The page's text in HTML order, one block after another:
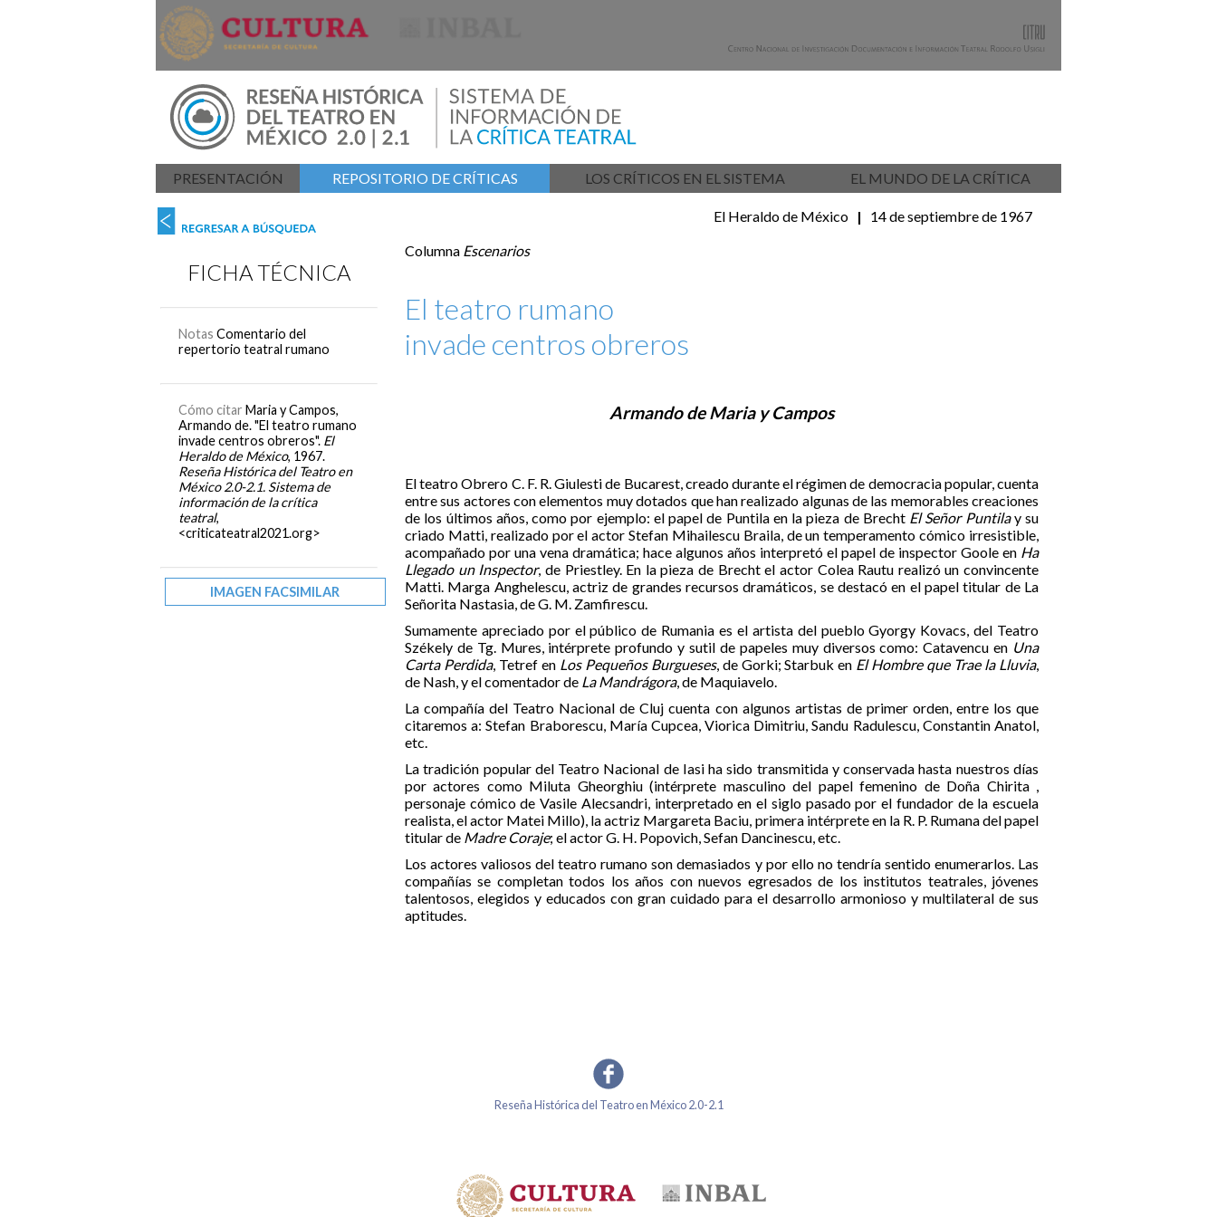
PRESENTACIÓN REPOSITORIO DE CRÍTICAS LOS CRÍTICOS EN EL SISTEMA EL MUNDO DE LA CRÍTICA
FICHA TÉCNICA
Notas Comentario del
repertorio teatral rumano
Cómo citar Maria y Campos,
Armando de. "El teatro rumano
invade centros obreros". El
Heraldo de México, 1967.
Reseña Histórica del Teatro en
México 2.0-2.1. Sistema de
información de la crítica
teatral,
<criticateatral2021.org>
IMAGEN FACSIMILAR
El Heraldo de México |
14 de septiembre de 1967
Columna Escenarios
El teatro rumano
invade centros obreros
Armando de Maria y Campos
El teatro Obrero C. F. R. Giulesti de Bucarest, creado durante el régimen de democracia popular, cuenta
entre sus actores con elementos muy dotados que han realizado algunas de las memorables creaciones
de los últimos años, como por ejemplo: el papel de Puntila en la pieza de Brecht El Señor Puntilay su
criado Matti, realizado por el actor Stefan Mihailescu Braila, de un temperamento cómico irresistible,
acompañado por una vena dramática; hace algunos años interpretó el papel de inspector Goole en Ha
Llegado un Inspector, de Priestley. En la pieza de Brecht el actor Colea Rautu realizó un convincente
Matti. Marga Anghelescu, actriz de grandes recursos dramáticos, se destacó en el papel titular de La
Señorita Nastasia, de G. M. Zamfirescu.
Sumamente apreciado por el público de Rumania es el artista del pueblo Gyorgy Kovacs, del Teatro
Székely de Tg. Mures, intérprete profundo y sutil de papeles muy diversos como: Catavencu en Una
Carta Perdida, Tetref en Los Pequeños Burgueses, de Gorki; Starbuk en El Hombre que Trae la Lluvia,
de Nash, y el comentador de La Mandrágora, de Maquiavelo.
La compañía del Teatro Nacional de Cluj cuenta con algunos artistas de primer orden, entre los que
citaremos a: Stefan Braborescu, María Cupcea, Viorica Dimitriu, Sandu Radulescu, Constantin Anatol,
etc.
La tradición popular del Teatro Nacional de Iasi ha sido transmitida y conservada hasta nuestros días
por actores como Miluta Gheorghiu (intérprete masculino del papel femenino de Doña Chirita ,
personaje cómico de Vasile Alecsandri, interpretado en el siglo pasado por el fundador de la escuela
realista, el actor Matei Millo), la actriz Margareta Baciu, primera intérprete en la R. P. Rumana del papel
titular de Madre Coraje; el actor G. H. Popovich, Sefan Dancinescu, etc.
Los actores valiosos del teatro rumano son demasiados y por ello no tendría sentido enumerarlos. Las
compañías se completan todos los años con nuevos egresados de los institutos teatrales, jóvenes
talentosos, elegidos y educados con gran cuidado para el desarrollo armonioso y multilateral de sus
aptitudes.
Reseña Histórica del Teatro en México 2.0-2.1